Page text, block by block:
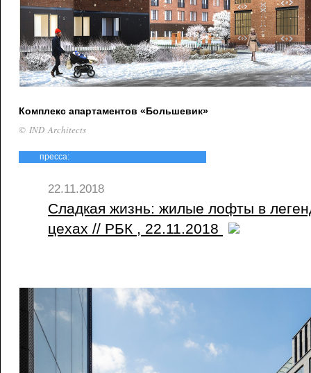
Комплекс апартаментов «Большевик»
© IND Architects
пресса:
22.11.2018
Сладкая жизнь: жилые лофты в
цехах // РБК , 22.11.2018